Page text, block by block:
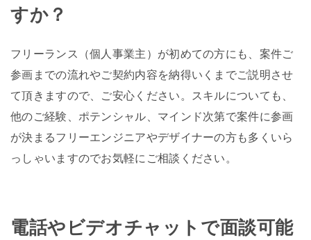
すか？
フリーランス（個人事業主）が初めての方にも、案件ご
参画までの流れやご契約内容を納得いくまでご説明させ
て頂きますので、ご安心ください。スキルについても、
他のご経験、ポテンシャル、マインド次第で案件に参画
が決まるフリーエンジニアやデザイナーの方も多くいら
っしゃいますのでお気軽にご相談ください。
電話やビデオチャットで面談可能